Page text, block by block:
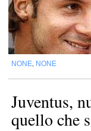
NONE NONE
Juventus,
quello che